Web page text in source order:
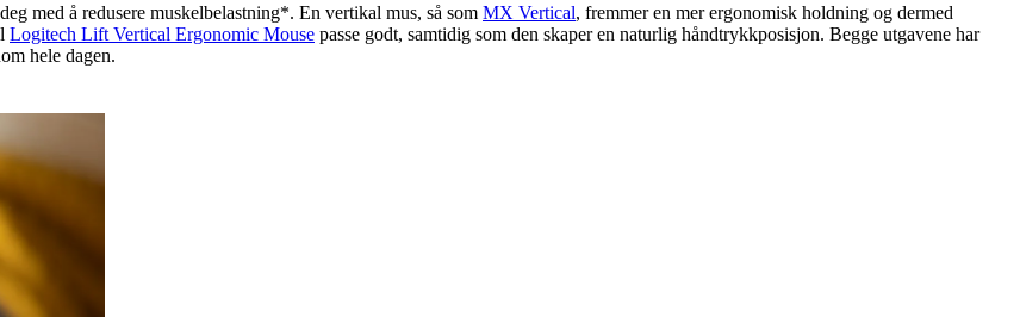
med å redusere muskelbelastning*. En vertikal mus, så som MX Vertical, fremmer en mer ergonomisk holdning og dermed
Logitech Lift Vertical Ergonomic Mouse passe godt, samtidig som den skaper en naturlig håndtrykkposisjon. Begge utgavene har
hele dagen.